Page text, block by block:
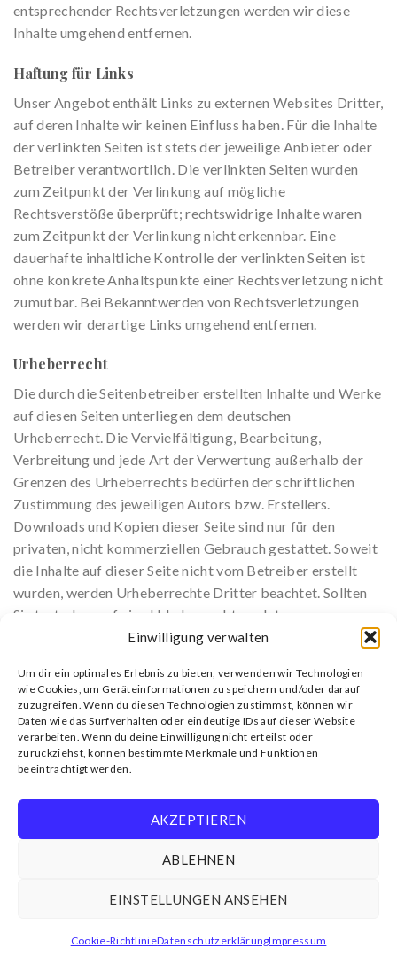
Einwilligung verwalten
Um dir ein optimales Erlebnis zu bieten, verwenden wir Technologien
wie Cookies, um Geräteinformationen zu speichern und/oder darauf
zuzugreifen. Wenn du diesen Technologien zustimmst, können wir
Daten wie das Surfverhalten oder eindeutige IDs auf dieser Website
verarbeiten. Wenn du deine Einwilligung nicht erteilst oder
zurückziehst, können bestimmte Merkmale und Funktionen
beeinträchtigt werden.
AKZEPTIEREN
ABLEHNEN
EINSTELLUNGEN ANSEHEN
Cookie-RichtlinieDatenschutzerklärungImpressum
entsprechender Rechtsverletzungen werden wir diese
Inhalte umgehend entfernen.
Haftung für Links
Unser Angebot enthält Links zu externen Websites Dritter,
auf deren Inhalte wir keinen Einfluss haben. Für die Inhalte
der verlinkten Seiten ist stets der jeweilige Anbieter oder
Betreiber verantwortlich. Die verlinkten Seiten wurden
zum Zeitpunkt der Verlinkung auf mögliche
Rechtsverstöße überprüft; rechtswidrige Inhalte waren
zum Zeitpunkt der Verlinkung nicht erkennbar. Eine
dauerhafte inhaltliche Kontrolle der verlinkten Seiten ist
ohne konkrete Anhaltspunkte einer Rechtsverletzung nicht
zumutbar. Bei Bekanntwerden von Rechtsverletzungen
werden wir derartige Links umgehend entfernen.
Urheberrecht
Die durch die Seitenbetreiber erstellten Inhalte und Werke
auf diesen Seiten unterliegen dem deutschen
Urheberrecht. Die Vervielfältigung, Bearbeitung,
Verbreitung und jede Art der Verwertung außerhalb der
Grenzen des Urheberrechts bedürfen der schriftlichen
Zustimmung des jeweiligen Autors bzw. Erstellers.
Downloads und Kopien dieser Seite sind nur für den
privaten, nicht kommerziellen Gebrauch gestattet. Soweit
die Inhalte auf dieser Seite nicht vom Betreiber erstellt
wurden, werden Urheberrechte Dritter beachtet. Sollten
Sie trotzdem auf eine Urheberrechtsverletzung
aufmerksam werden, bitten wir um einen entsprechenden
entfernen.
Datenschutz
Informationen zur Verarbeitung Ihrer personenbezogenen
Daten gemäß Art. 13 und 14 DSGVO entnehmen Sie bitte
unserer Datenschutzerklärung.
IMPRESSUM
DATENSCHUTZERKLÄRUNG
Copyright 2026 © Traditionsbäckerei Grecht